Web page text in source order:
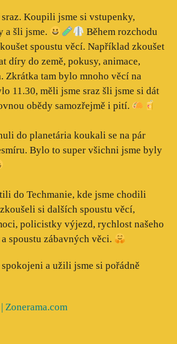
Koupili jsme si vstupenky,
a šli jsme.
Během rozchodu
spoustu věcí. Například zkoušet
díry do země, pokusy, animace,
Zkrátka tam bylo mnoho věcí na
11.30, měli jsme sraz šli jsme si dát
obědy samozřejmě i pití.
do planetária koukali se na pár
Bylo to super všichni jsme byly
do Techmanie, kde jsme chodili
si dalších spoustu věcí,
policistky výjezd, rychlost našeho
spoustu zábavných věci.
a užili jsme si pořádně
Zonerama.com